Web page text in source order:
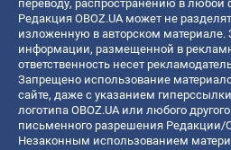
переводу, распространению в любой
Редакция OBOZ.UA может не
изложенную в авторском материале.
информации, размещенной в
ответственность несет
Запрещено использование
сайте, даже с указанием гиперссылки
логотипа OBOZ.UA или любого
письменного разрешения Редакции/
Незаконным использованием